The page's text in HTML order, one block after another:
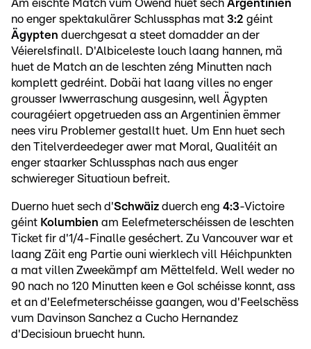
Am éischte Match vum Owend huet sech Argentinien
no enger spektakulärer Schlussphas mat 3:2 géint
Ägypten duerchgesat a steet domadder an der
Véierelsfinall. D'Albiceleste louch laang hannen, mä
huet de Match an de leschten zéng Minutten nach
komplett gedréint. Dobäi hat laang villes no enger
grousser Iwwerraschung ausgesinn, well Ägypten
couragéiert opgetrueden ass an Argentinien ëmmer
nees viru Problemer gestallt huet. Um Enn huet sech
den Titelverdeedeger awer mat Moral, Qualitéit an
enger staarker Schlussphas nach aus enger
schwiereger Situatioun befreit.
Duerno huet sech d'Schwäiz duerch eng 4:3-Victoire
géint Kolumbien am Eelefmeterschéissen de leschten
Ticket fir d'1/4-Finalle geséchert. Zu Vancouver war et
laang Zäit eng Partie ouni wierklech vill Héichpunkten
a mat villen Zweekämpf am Mëttelfeld. Well weder no
90 nach no 120 Minutten keen e Gol schéisse konnt, ass
et an d'Eelefmeterschéisse gaangen, wou d'Feelschëss
vum Davinson Sanchez a Cucho Hernandez
d'Decisioun bruecht hunn.